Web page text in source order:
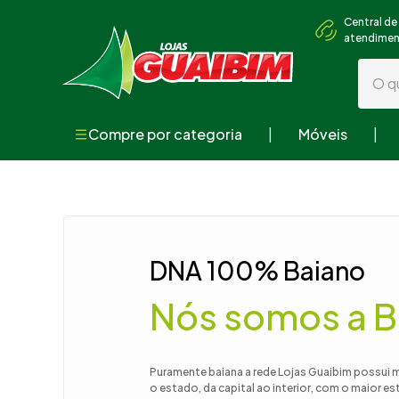
Central de
O
Compre por categoria Móveis
DNA 100% Baiano
Nós somos a
Puramente baiana a rede Lojas Guaibim
o estado, da capital ao interior, com o maior
Termos
4º
sofá
6
cama
7º
tv